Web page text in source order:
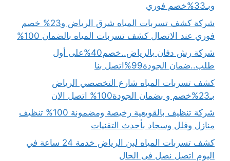
وبـ33%خصم فوري
شركة كشف تسربات المياه شرق الرياض و23% خصم
فوري عند الاتصال كشف تسربات المياه بالضمان 100%
شركة رش دفان بالرياض..خصم40%على أول
طلب..ضمان الجودة99%اتصل بنا
كشف تسربات المياه شارع التخصصي الرياض
بـ23%خصم و بضمان الجودة100% اتصل الان
شركة تنظيف بالقويعية رخيصة ومضمونة 100% تنظيف
منازل وفلل وسجاد بأحدث التقنيات
كشف تسربات المياه لبن الرياض خدمة 24 ساعة في
اليوم اتصل نصل فى الحال